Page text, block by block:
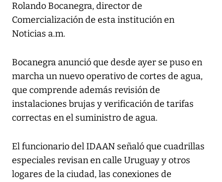
Rolando Bocanegra, director de
Comercialización de esta institución en
Noticias a.m.
Bocanegra anunció que desde ayer se puso en
marcha un nuevo operativo de cortes de agua,
que comprende además revisión de
instalaciones brujas y verificación de tarifas
correctas en el suministro de agua.
El funcionario del IDAAN señaló que cuadrillas
especiales revisan en calle Uruguay y otros
logares de la ciudad, las conexiones de